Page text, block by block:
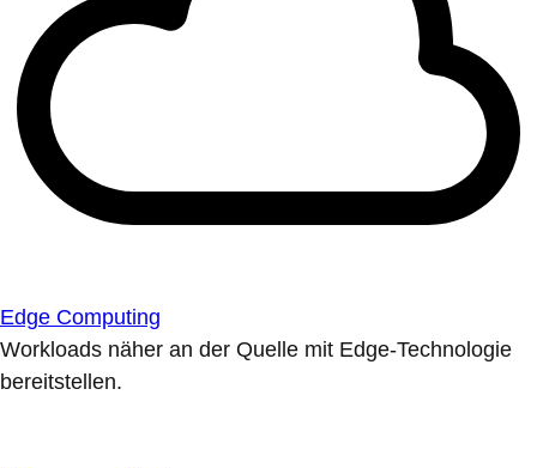
Edge Computing
Workloads näher an der Quelle mit Edge-Technologie
bereitstellen.